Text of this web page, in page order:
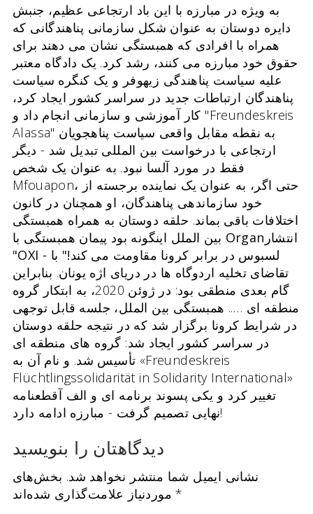
به ویژه در مبارزه با این باد ارتجاعی عظیم، جنبش
دایره دوستان به عنوان شکل سازمانی پناهندگانی که
همراه با افرادی که همبستگی نشان می دهند برای
حقوق خود مبارزه می کنند، رشد کرد. یک دادگاه معتبر
علیه سیاست پناهندگی زیهوفر و یک کنگره سیاست
پناهندگان ارتباطات جدید در سراسر کشور ایجاد کرد،
کار آموزشی و سازمانی انجام داد و "Freundeskreis
Alassa" به نقطه مقابل واقعی سیاست پناهجویان
ارتجاعی با درخواست بین المللی تبدیل شد - دیگر
فقط در مورد آلسا نبود. به عنوان یک شخص
Mfouapon، حتی اگر، به عنوان یک نماینده برجسته از
خود سازماندهی پناهندگان، او همچنان در کانون
اختلافات باقی بماند. حلقه دوستان به همراه همبستگی
بین الملل اینگونه بود پیمان همبستگی با Organ انتشار
"OXI - لسبوس در برابر کرونا مقاومت می کند!" با
تقاضای تخلیه اردوگاه ها در دریای اژه یونان. بنابراین
گام بعدی منطقی بود: در ژوئن 2020، به ابتکار گروه
منطقه ای ….. همبستگی بین الملل، جلسه قابل توجهی
در شرایط کرونا برگزار شد که در نتیجه حلقه دوستان
در سراسر کشور ایجاد شد: گروه های منطقه ای
تأسیس شد. و نام آن به «Freundeskreis
Flüchtlingssolidarität in Solidarity International»
تغییر کرد و یکی پسوند برنامه ای و الفآقطعنامه
نهاییتصمیم گرفت - مبارزه ادامه دارد!
دیدگاهتان را بنویسید
نشانی ایمیل شما منتشر نخواهد شد. بخش‌های
موردنیاز علامت‌گذاری شده‌اند*